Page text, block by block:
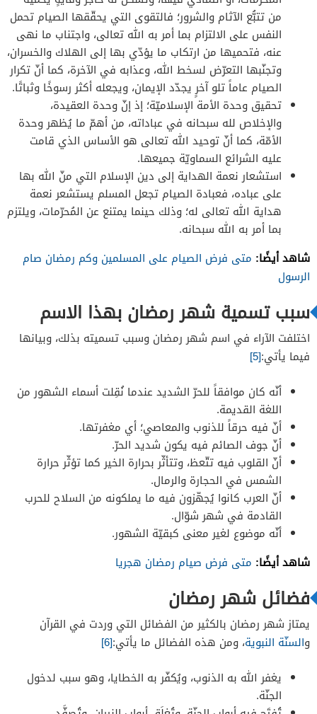
من تتبُّع الآثام والشرور؛ فالتقوى التي يحقّقها الصيام تحمل
النفس على الالتزام بما أمر به الله تعالى، واجتناب ما نهى
عنه، فتحميها من ارتكاب ما يؤدّي بها إلى الهلاك والخسران،
وتجنّبها التعرّض لسخط الله، وعذابه في الآخرة، كما أنّ تكرار
الصيام عاماً تلو آخرٍ يجدّد الإيمان، ويجعله أكثر رسوخًا وثباتًا.
تحقيق وحدة الأمة الإسلاميّة؛ إذ إنّ وحدة العقيدة،
والإخلاص لله سبحانه في عباداته، من أهمّ ما يُظهر وحدة
الأمّة، كما أنّ توحيد الله تعالى هو الأساس الذي قامت
عليه الشرائع السماويّة جميعها.
استشعار نعمة الهداية إلى دين الإسلام التي منّ الله بها
على عباده، فعبادة الصيام تجعل المسلم يستشعر نعمة
هداية الله تعالى له؛ وذلك حينما يمتنع عن المُحرّمات، ويلتزم
بما أمر به الله سبحانه.
شاهد أيضًا: متى فرض الصيام على المسلمين وكم رمضان صام
الرسول
سبب تسمية شهر رمضان بهذا الاسم
اختلفت الآراء في اسم شهر رمضان وسبب تسميته بذلك، وبيانها
فيما يأتي:[5]
أنّه كان موافقاً للحرّ الشديد عندما نُقِلت أسماء الشهور من
اللغة القديمة.
أنّ فيه حرقاً للذنوب والمعاصي؛ أي مغفرتها.
أنّ جوف الصائم فيه يكون شديد الحرّ.
أنّ القلوب فيه تتّعظ، وتتأثّر بحرارة الخير كما تؤثّر حرارة
الشمس في الحجارة والرمال.
أنّ العرب كانوا يُجهّزون فيه ما يملكونه من السلاح للحرب
القادمة في شهر شوّال.
أنّه موضوع لغير معنى كبقيّة الشهور.
شاهد أيضًا: متى فرض صيام رمضان هجريا
فضائل شهر رمضان
يمتاز شهر رمضان بالكثير من الفضائل التي وردت في القرآن
والسنّة النبوية، ومن هذه الفضائل ما يأتي:[6]
يغفر الله به الذنوب، ويُكفّر به الخطايا، وهو سبب لدخول
الجنّة.